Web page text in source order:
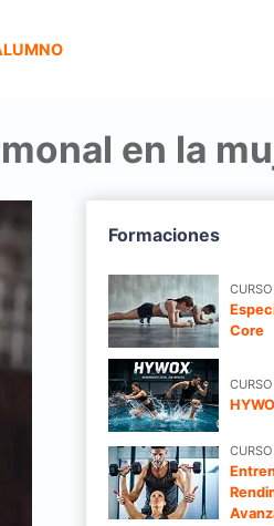
en la
Formaciones
Core